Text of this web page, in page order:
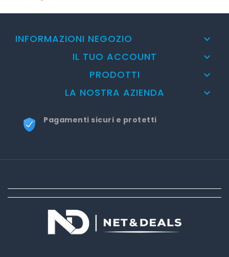
INFORMAZIONI NEGOZIO 
IL TUO ACCOUNT 
PRODOTTI 
LA NOSTRA AZIENDA 
Pagamenti sicuri e protetti